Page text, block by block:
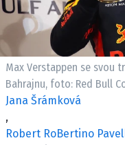
Max Verstappen se svou
Bahrajnu, foto: Red Bull
Jana Šrámková
,
Robert RoBertino